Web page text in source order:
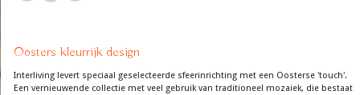
Oosters kleurrijk design
Interliving levert speciaal geselecteerde sfeerinrichting met een Oosterse 'touch'.
Een vernieuwende collectie met veel gebruik van traditioneel mozaiek, die bestaat